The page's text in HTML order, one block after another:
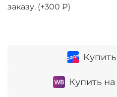
Купить
заказу. (+300 ₽)